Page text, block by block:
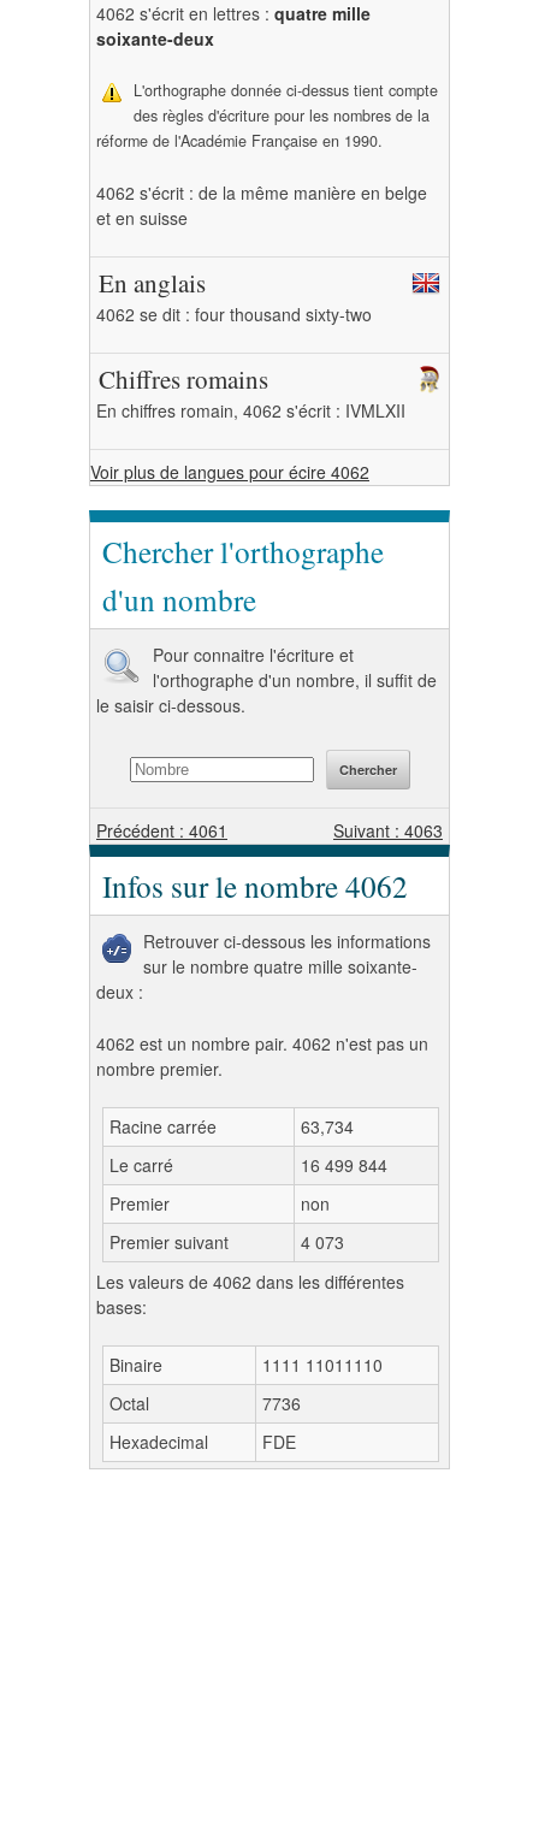
4062 s'écrit en lettres : quatre mille
soixante-deux
L'orthographe donnée ci-dessus tient compte
des règles d'écriture pour les nombres de la
réforme de l'Académie Française en 1990.
4062 s'écrit : de la même manière en belge
et en suisse
En anglais
4062 se dit : four thousand sixty-two
Chiffres romains
En chiffres romain, 4062 s'écrit : IVMLXII
Voir plus de langues pour écire 4062
Chercher l'orthographe
d'un nombre
Pour connaitre l'écriture et
l'orthographe d'un nombre, il suffit de
le saisir ci-dessous.
Précédent : 4061 Suivant : 4063
Infos sur le nombre 4062
Retrouver ci-dessous les informations
sur le nombre quatre mille soixante-
deux :
4062 est un nombre pair. 4062 n'est pas un
nombre premier.
Racine carrée
63,734
Le carré
16 499 844
Premier
non
Premier suivant
4 073
Les valeurs de 4062 dans les différentes
bases:
Binaire
1111 11011110
Octal
7736
Hexadecimal
FDE